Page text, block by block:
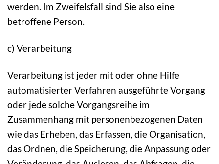
werden. Im Zweifelsfall sind Sie also eine
betroffene Person.
c) Verarbeitung
Verarbeitung ist jeder mit oder ohne Hilfe
automatisierter Verfahren ausgeführte Vorgang
oder jede solche Vorgangsreihe im
Zusammenhang mit personenbezogenen Daten
wie das Erheben, das Erfassen, die Organisation,
das Ordnen, die Speicherung, die Anpassung oder